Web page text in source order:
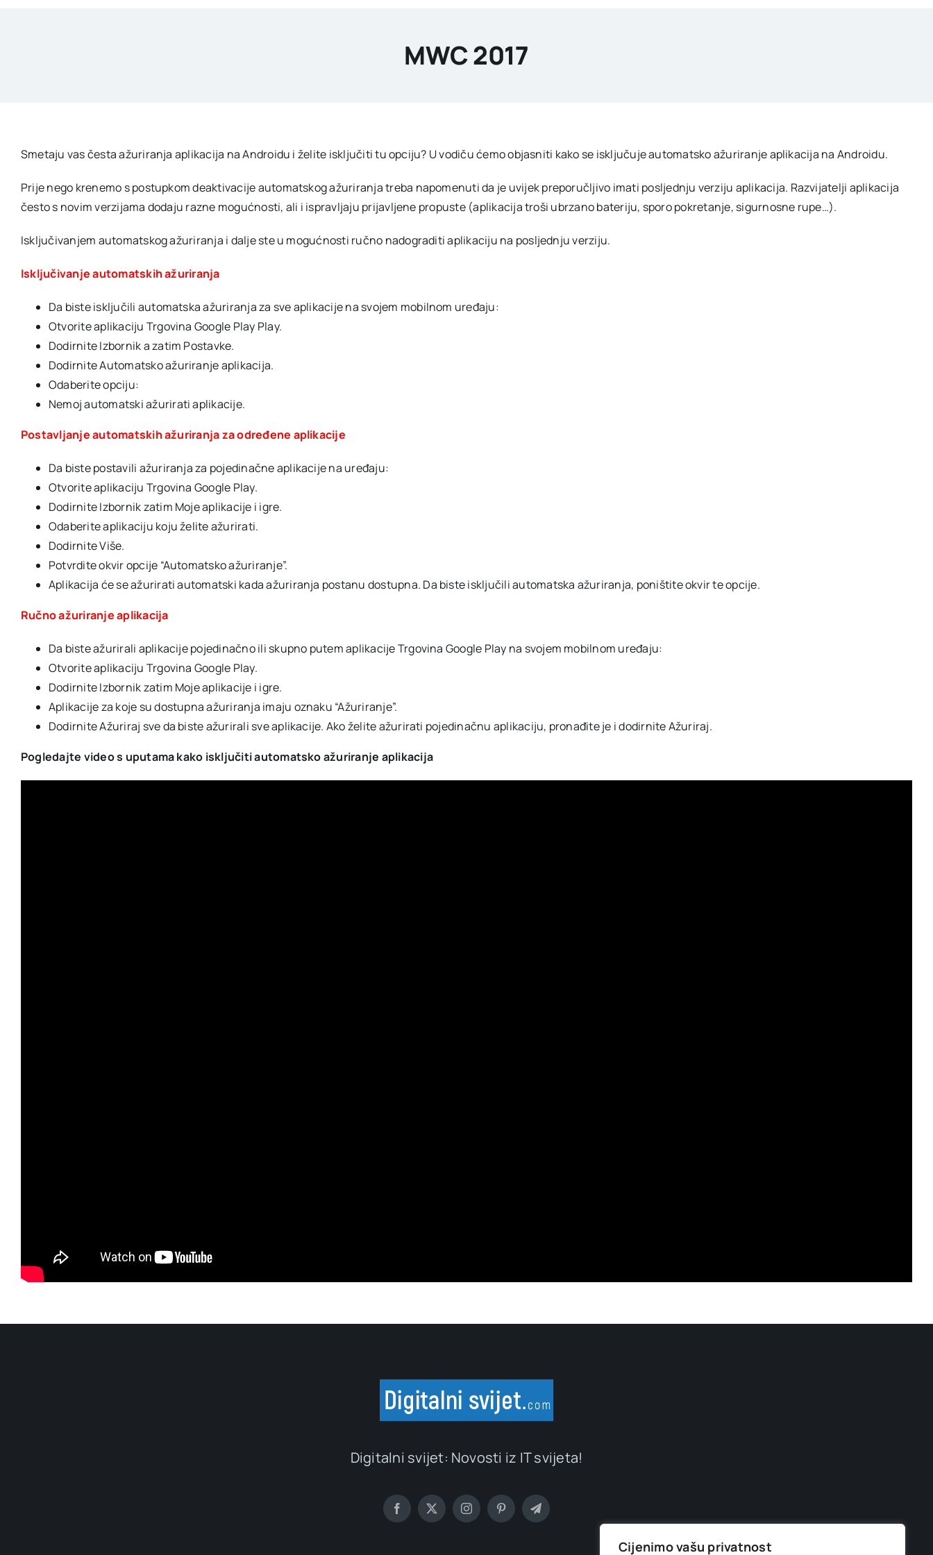
Cijenimo vašu privatnost
MWC 2017
Smetaju vas česta ažuriranja aplikacija na Androidu i želite isključiti tu opciju? U vodiču ćemo objasniti kako se isključuje automatsko ažuriranje aplikacija na Androidu.
Prije nego krenemo s postupkom deaktivacije automatskog ažuriranja treba napomenuti da je uvijek preporučljivo imati posljednju verziju aplikacija. Razvijatelji aplikacija
često s novim verzijama dodaju razne mogućnosti, ali i ispravljaju prijavljene propuste (aplikacija troši ubrzano bateriju, sporo pokretanje, sigurnosne rupe…).
Isključivanjem automatskog ažuriranja i dalje ste u mogućnosti ručno nadograditi aplikaciju na posljednju verziju.
Isključivanje automatskih ažuriranja
Da biste isključili automatska ažuriranja za sve aplikacije na svojem mobilnom uređaju:
Otvorite aplikaciju Trgovina Google Play Play.
Dodirnite Izbornik a zatim Postavke.
Dodirnite Automatsko ažuriranje aplikacija.
Odaberite opciju:
Nemoj automatski ažurirati aplikacije.
Postavljanje automatskih ažuriranja za određene aplikacije
Da biste postavili ažuriranja za pojedinačne aplikacije na uređaju:
Otvorite aplikaciju Trgovina Google Play.
Dodirnite Izbornik zatim Moje aplikacije i igre.
Odaberite aplikaciju koju želite ažurirati.
Dodirnite Više.
Potvrdite okvir opcije “Automatsko ažuriranje”.
Aplikacija će se ažurirati automatski kada ažuriranja postanu dostupna. Da biste isključili automatska ažuriranja, poništite okvir te opcije.
Ručno ažuriranje aplikacija
Da biste ažurirali aplikacije pojedinačno ili skupno putem aplikacije Trgovina Google Play na svojem mobilnom uređaju:
Otvorite aplikaciju Trgovina Google Play.
Dodirnite Izbornik zatim Moje aplikacije i igre.
Aplikacije za koje su dostupna ažuriranja imaju oznaku “Ažuriranje”.
Dodirnite Ažuriraj sve da biste ažurirali sve aplikacije. Ako želite ažurirati pojedinačnu aplikaciju, pronađite je i dodirnite Ažuriraj.
Pogledajte video s uputama kako isključiti automatsko ažuriranje aplikacija
Digitalni svijet: Novosti iz IT svijeta!